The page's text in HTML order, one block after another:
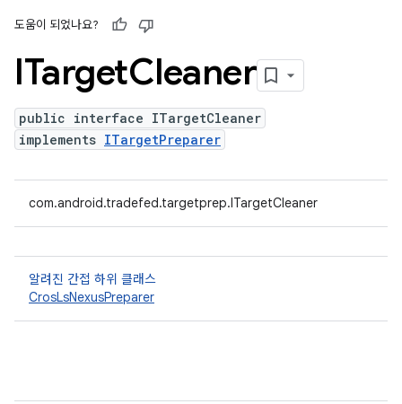
도움이 되었나요?
ITargetCleaner
public interface ITargetCleaner
implements ITargetPreparer
com.android.tradefed.targetprep.ITargetCleaner
알려진 간접 하위 클래스
CrosLsNexusPreparer